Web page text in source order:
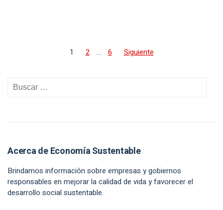
1 2 … 6 Siguiente
Acerca de Economía Sustentable
Brindamos información sobre empresas y gobiernos
responsables en mejorar la calidad de vida y favorecer el
desarrollo social sustentable.